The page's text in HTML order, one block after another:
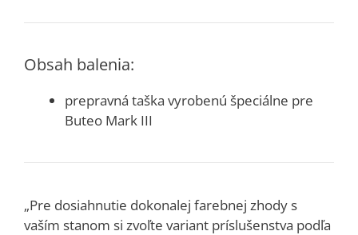
Obsah balenia:
prepravná taška vyrobenú špeciálne pre
Buteo Mark III
„Pre dosiahnutie dokonalej farebnej zhody s
vaším stanom si zvoľte variant príslušenstva podľa